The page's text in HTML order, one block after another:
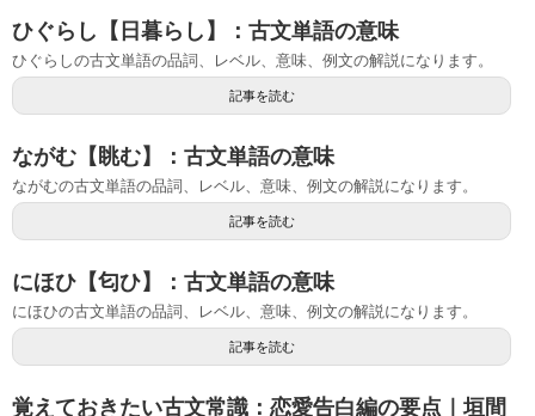
ひぐらし【日暮らし】：古文単語の意味
ひぐらしの古文単語の品詞、レベル、意味、例文の解説になります。
記事を読む
ながむ【眺む】：古文単語の意味
ながむの古文単語の品詞、レベル、意味、例文の解説になります。
記事を読む
にほひ【匂ひ】：古文単語の意味
にほひの古文単語の品詞、レベル、意味、例文の解説になります。
記事を読む
覚えておきたい古文常識：恋愛告白編の要点｜垣間